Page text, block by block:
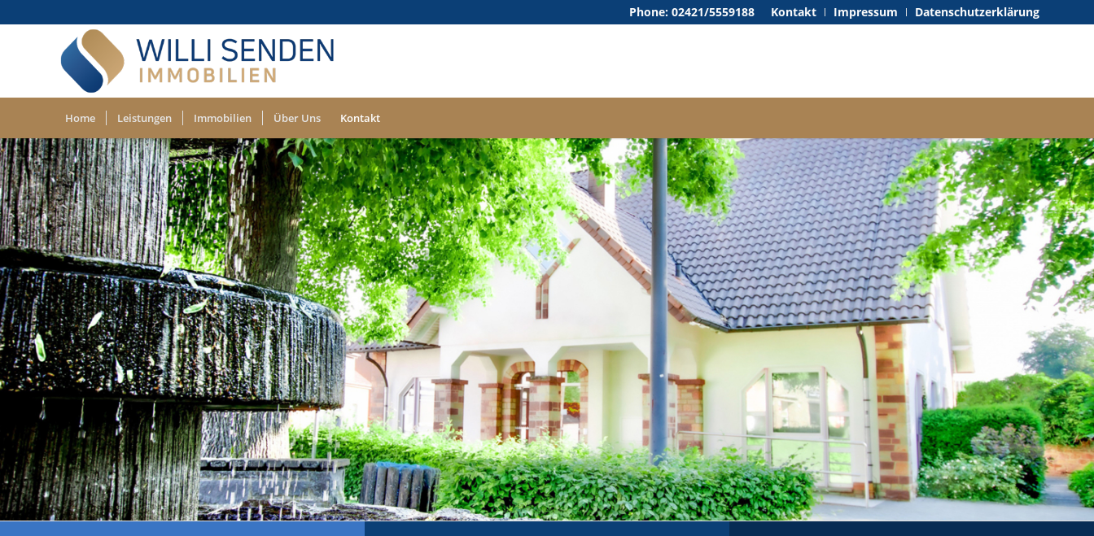
Kontakt Impressum Datenschutzerklärung
Phone: 02421/5559188
Home Leistungen Immobilien Über Uns Kontakt